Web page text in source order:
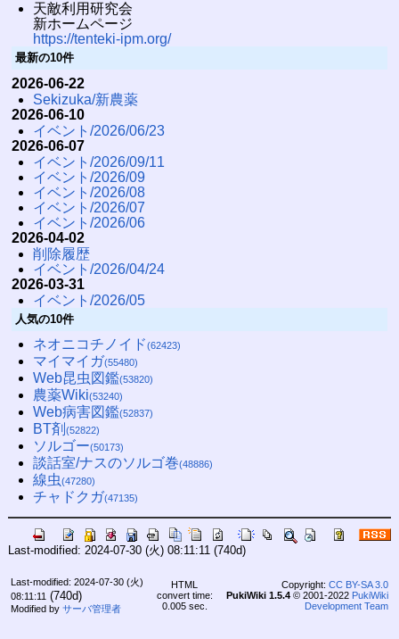
天敵利用研究会
新ホームページ
https://tenteki-ipm.org/
最新の10件
2026-06-22
Sekizuka/新農薬
2026-06-10
イベント/2026/06/23
2026-06-07
イベント/2026/09/11
イベント/2026/09
イベント/2026/08
イベント/2026/07
イベント/2026/06
2026-04-02
削除履歴
イベント/2026/04/24
2026-03-31
イベント/2026/05
人気の10件
ネオニコチノイド(62423)
マイマイガ(55480)
Web昆虫図鑑(53820)
農薬Wiki(53240)
Web病害図鑑(52837)
BT剤 (52822)
ソルゴー(50173)
談話室/ナスのソルゴ巻(48886)
線虫(47280)
チャドクガ(47135)
Last-modified: 2024-07-30 (火) 08:11:11(740d)
Last-modified: 2024-07-30 (火)
08:11:11(740d)
Modified by サーバ管理者
HTML
convert time:
0.005 sec.
Copyright: CC BY-SA 3.0
PukiWiki 1.5.4© 2001-2022 PukiWiki
Development Team